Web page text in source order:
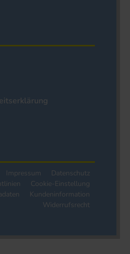
Impressum
Datenschutz
Cookie-Einstellung
Kundeninformation
Widerrufsrecht